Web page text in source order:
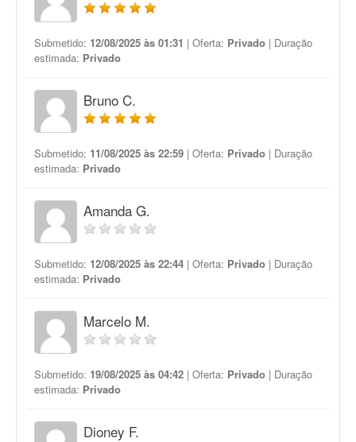
Submetido: 12/08/2025 às 01:31 | Oferta: Privado | Duração
estimada: Privado
Bruno C.
Submetido: 11/08/2025 às 22:59 | Oferta: Privado | Duração
estimada: Privado
Amanda G.
Submetido: 12/08/2025 às 22:44 | Oferta: Privado | Duração
estimada: Privado
Marcelo M.
Submetido: 19/08/2025 às 04:42 | Oferta: Privado | Duração
estimada: Privado
Dioney F.